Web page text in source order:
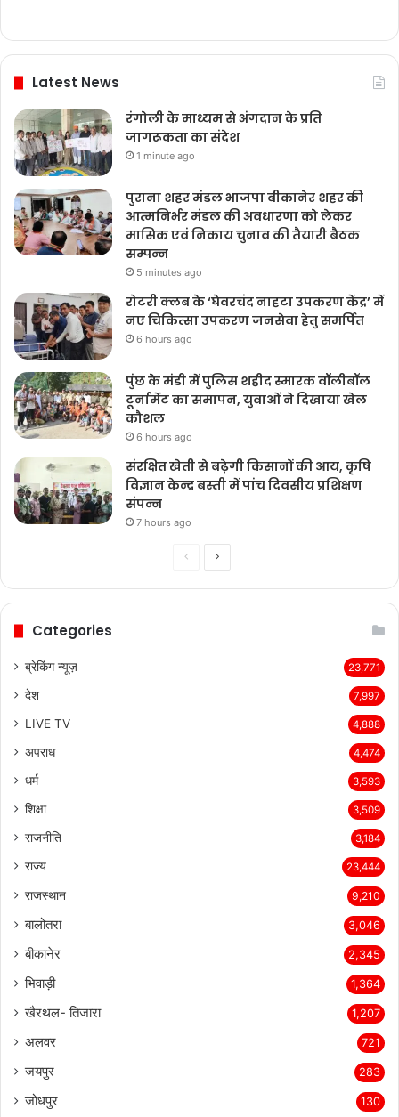
Latest News
रंगोली के माध्यम से अंगदान के प्रति
जागरूकता का संदेश
1 minute ago
पुराना शहर मंडल भाजपा बीकानेर शहर की
आत्मनिर्भर मंडल की अवधारणा को लेकर
मासिक एवं निकाय चुनाव की तैयारी बैठक
सम्पन्न
5 minutes ago
रोटरी क्लब के ‘घेवरचंद नाहटा उपकरण केंद्र’ में
नए चिकित्सा उपकरण जनसेवा हेतु समर्पित
6 hours ago
पुंछ के मंडी में पुलिस शहीद स्मारक वॉलीबॉल
टूर्नामेंट का समापन, युवाओं ने दिखाया खेल
कौशल
6 hours ago
संरक्षित खेती से बढ़ेगी किसानों की आय, कृषि
विज्ञान केन्द्र बस्ती में पांच दिवसीय प्रशिक्षण
संपन्न
7 hours ago
PreviousNext
Categories
ब्रेकिंग न्यूज़ 23,771
देश 7,997
LIVE TV 4,888
अपराध 4,474
धर्म 3,593
शिक्षा 3,509
राजनीति 3,184
राज्य 23,444
राजस्थान 9,210
बालोतरा 3,046
बीकानेर 2,345
भिवाड़ी 1,364
खैरथल- तिजारा 1,207
अलवर 721
जयपुर 283
जोधपुर 130